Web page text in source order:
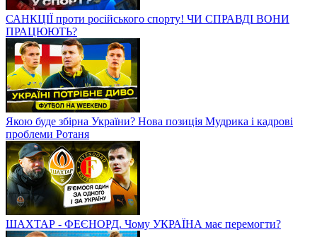
САНКЦІЇ проти російського спорту! ЧИ СПРАВДІ ВОНИ
ПРАЦЮЮТЬ?
Якою буде збірна України? Нова позиція Мудрика і кадрові
проблеми Ротаня
ШАХТАР - ФЕЄНОРД. Чому УКРАЇНА має перемогти?